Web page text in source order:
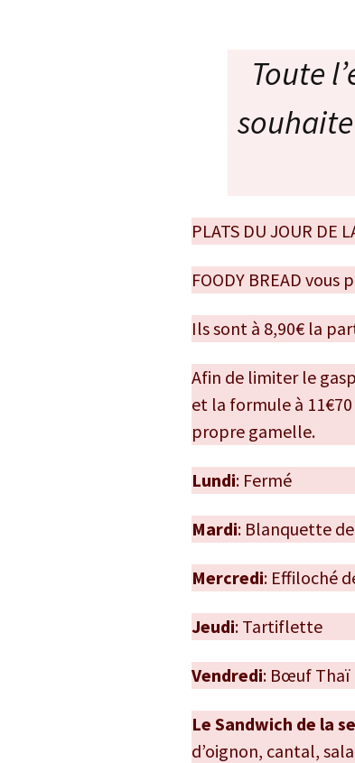
Toute
PLATS DU JOUR DE
FOODY BREAD
Ils sont à 8,90€ la
Afin de limiter le
et la formule à
propre gamelle.
Lundi: Fermé
Mardi: Blanquette
Mercredi: Effiloché
Jeudi: Tartiflette
Vendredi: Bœuf Thaï
Le Sandwich de la
d’oignon, cantal,